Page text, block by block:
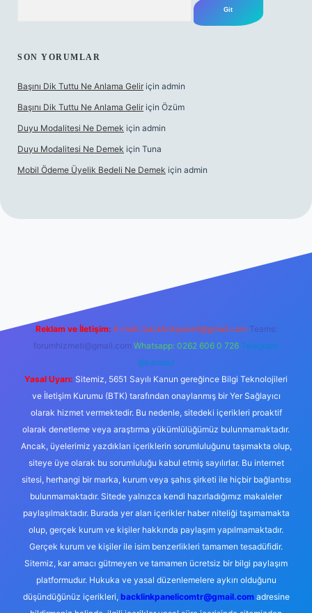
SON YORUMLAR
Başını Dik Tuttu Ne Anlama Gelir için admin
Başını Dik Tuttu Ne Anlama Gelir için Özüm
Duyu Modalitesi Ne Demek için admin
Duyu Modalitesi Ne Demek için Tuna
Mobil Ödeme Üyelik Bedeli Ne Demek için admin
Reklam ve İletişim: E-mail: backlinkpaneli@gmail.com Teams:
forumhizmeti@gmail.com Whatsapp: 0262 606 0 726 Telegram:
@karabul
Yasal Uyarı: Sitemiz, 5651 Sayılı Kanun gereğince Bilgi Teknolojileri
ve İletişim Kurumu (BTK) tarafından onaylanmış bir Yer Sağlayıcı
olarak hizmet vermektedir. Bu nedenle, sitedeki içerikleri proaktif
olarak denetleme veya araştırma yükümlülüğümüz bulunmamaktadır.
Ancak, üyelerimiz yazdıkları içeriklerin sorumluluğunu taşımakta olup,
siteye üye olarak bu sorumluluğu kabul etmiş sayılırlar. Bu internet
sitesi, herhangi bir marka, kurum veya şahıs şirketi ile hiçbir bağlantısı
bulunmamaktadır. Sitede yalnızca kendi hazırladığımız makaleler
paylaşılmaktadır. Burada yer alan içerikler haber niteliği taşımamakta
olup, gerçek kurum ve kişiler hakkında paylaşım yapılmamaktadır.
Gerçek kurum ve kişiler ile isim benzerlikleri tamamen tesadüfidir.
Sitemiz, kar amacı gütmeyen ve tamamen ücretsiz bir bilgi paylaşım
platformudur. Hukuka ve yasal düzenlemelere aykırı olduğunu
düşündüğünüz içerikleri, backlinkpanelicomtr@gmail.comadresine